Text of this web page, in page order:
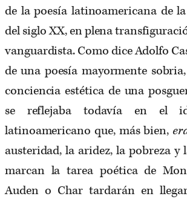
de la poesía latinoamericana de
del siglo XX, en plena
vanguardista. Como dice Adolfo
de una poesía mayormente
conciencia estética de una
se reflejaba todavía en el
latinoamericano que, más bien,
austeridad, la aridez, la pobreza y
marcan la tarea poética de
Auden o Char tardarán en